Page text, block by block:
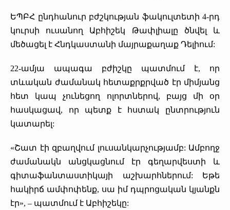
«Հերացի» արհեստակցական կազմակերպություն
ԵՊԲՀ ընդհանուր բժշկության ֆակուլտետի 4-րդ
կուրսի ուսանող Աբհիշեկ Թափլիալը ծնվել և
մեծացել է Հնդկաստանի մայրաքաղաք Դելիում:
22-ամյա ապագա բժիշկը պատմում է, որ
տևական ժամանակ հետաքրքրված էր միմյանց
հետ կապ չունեցող ոլորտներով, բայց մի օր
հասկացավ, որ պետք է հստակ ընտրություն
կատարել:
«Շատ էի զբաղվում լուսանկարչությամբ: Ամբողջ
ժամանակն անցկացնում էր գեղարվեստի և
գիտաֆանտաստիկայի աշխարհներում: Եթե
հակիրճ ամփոփենք, սա իմ դպրոցական կյանքն
էր», – պատմում է Աբհիշեկը: